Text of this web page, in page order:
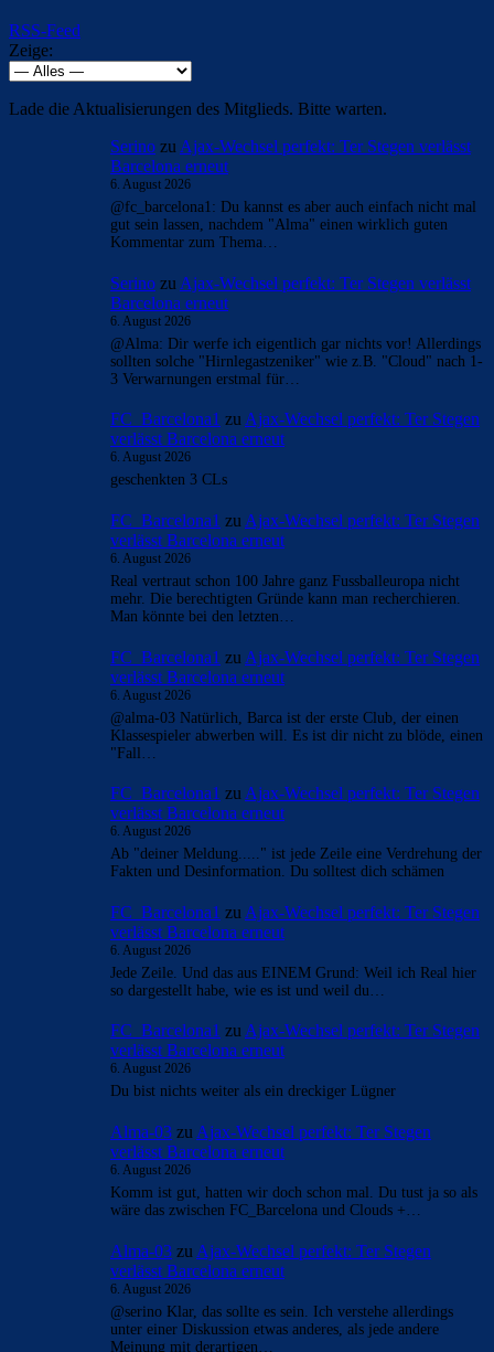
RSS-Feed
Zeige:
Lade die Aktualisierungen des Mitglieds. Bitte warten.
Serino zu Ajax-Wechsel perfekt: Ter Stegen verlässt
Barcelona erneut
6. August 2026
@fc_barcelona1: Du kannst es aber auch einfach nicht mal
gut sein lassen, nachdem "Alma" einen wirklich guten
Kommentar zum Thema…
Serino zu Ajax-Wechsel perfekt: Ter Stegen verlässt
Barcelona erneut
6. August 2026
@Alma: Dir werfe ich eigentlich gar nichts vor! Allerdings
sollten solche "Hirnlegastzeniker" wie z.B. "Cloud" nach 1-
3 Verwarnungen erstmal für…
FC_Barcelona1 zu Ajax-Wechsel perfekt: Ter Stegen
verlässt Barcelona erneut
6. August 2026
geschenkten 3 CLs
FC_Barcelona1 zu Ajax-Wechsel perfekt: Ter Stegen
verlässt Barcelona erneut
6. August 2026
Real vertraut schon 100 Jahre ganz Fussballeuropa nicht
mehr. Die berechtigten Gründe kann man recherchieren.
Man könnte bei den letzten…
FC_Barcelona1 zu Ajax-Wechsel perfekt: Ter Stegen
verlässt Barcelona erneut
6. August 2026
@alma-03 Natürlich, Barca ist der erste Club, der einen
Klassespieler abwerben will. Es ist dir nicht zu blöde, einen
"Fall…
FC_Barcelona1 zu Ajax-Wechsel perfekt: Ter Stegen
verlässt Barcelona erneut
6. August 2026
Ab "deiner Meldung....." ist jede Zeile eine Verdrehung der
Fakten und Desinformation. Du solltest dich schämen
FC_Barcelona1 zu Ajax-Wechsel perfekt: Ter Stegen
verlässt Barcelona erneut
6. August 2026
Jede Zeile. Und das aus EINEM Grund: Weil ich Real hier
so dargestellt habe, wie es ist und weil du…
FC_Barcelona1 zuAjax-Wechsel perfekt: Ter Stegen
verlässt Barcelona erneut
6. August 2026
Du bist nichts weiter als ein dreckiger Lügner
Alma-03 zu Ajax-Wechsel perfekt: Ter Stegen
verlässt Barcelona erneut
6. August 2026
Komm ist gut, hatten wir doch schon mal. Du tust ja so als
wäre das zwischen FC_Barcelona und Clouds +…
Alma-03 zu Ajax-Wechsel perfekt: Ter Stegen
verlässt Barcelona erneut
6. August 2026
@serino Klar, das sollte es sein. Ich verstehe allerdings
unter einer Diskussion etwas anderes, als jede andere
Meinung mit derartigen…